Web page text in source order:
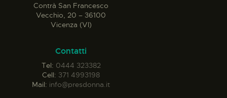
Contrà San Francesco
Vecchio, 20 – 36100
Vicenza (VI)
Contatti
Tel: 0444 323382
Cell: 371 4993198
Mail: info@presdonna.it